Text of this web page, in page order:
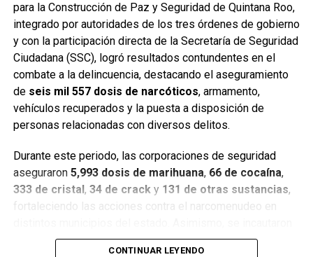
Entre las acciones destacadas se encuentran detenciones
relevantes en
Benito Juárez, Lázaro Cárdenas y Tulum
narcóticos, vehículos y cumplimentaron órdenes de
aprehensión contra personas presuntamente vinculadas
con delitos de alto impacto.
constantes, fortalecer la coordinación interinstitucional y
para la Construcción de Paz y Seguridad de Quintana Roo,
integrado por autoridades de los tres órdenes de gobierno
y con la participación directa de la Secretaría de Seguridad
Ciudadana (SSC), logró resultados contundentes en el
combate a la delincuencia, destacando el aseguramiento
de seis mil 557 dosis de narcóticos, armamento,
vehículos recuperados y la puesta a disposición de
personas relacionadas con diversos delitos.
Durante este periodo, las corporaciones de seguridad
aseguraron 5,993 dosis de marihuana, 66 de cocaína,
333 de cristal, 34 de cracky 131 de otras sustancias,
fortaleciendo las acciones contra el narcomenudeo en
seis armas cortas, una réplica,cuatro armas blancas
CONTINUAR LEYENDO